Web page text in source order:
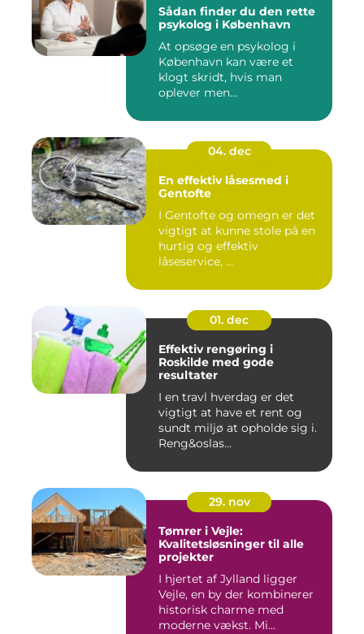
Sådan finder du den rette
psykolog i København
At opsøge en psykolog i
København kan være et
klogt skridt, hvis man
oplever men...
04. dec
En effektiv låsesmed i
Gentofte
I Gentofte og omegn er det
vigtigt at kunne stole på en
hurtig og effektiv
låseservice, ...
01. dec
Effektiv rengøring i
Roskilde med gode
resultater
I en travl hverdag er det
vigtigt at have et rent og
sundt miljø at opholde sig i.
Reng&oslas...
29. nov
Tømrer i Vejle:
Kvalitetsløsninger til alle
projekter
I hjertet af Jylland ligger
Vejle, en by der kombinerer
historisk charme med
moderne vækst. Mi...